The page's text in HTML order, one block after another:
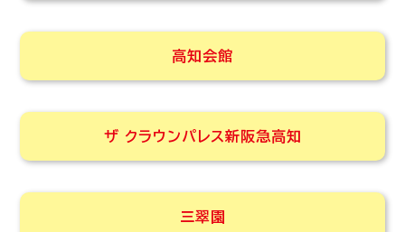
高知会館
ザ クラウンパレス新阪急高知
三翠園